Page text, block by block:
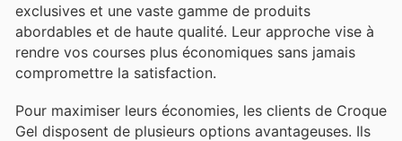
exclusives et une vaste gamme de produits
abordables et de haute qualité. Leur approche vise à
rendre vos courses plus économiques sans jamais
compromettre la satisfaction.
Pour maximiser leurs économies, les clients de Croque
Gel disposent de plusieurs options avantageuses. Ils